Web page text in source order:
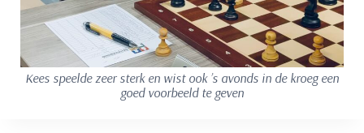
Kees speelde zeer sterk en wist ook ’s avonds in de kroeg een
goed voorbeeld te geven